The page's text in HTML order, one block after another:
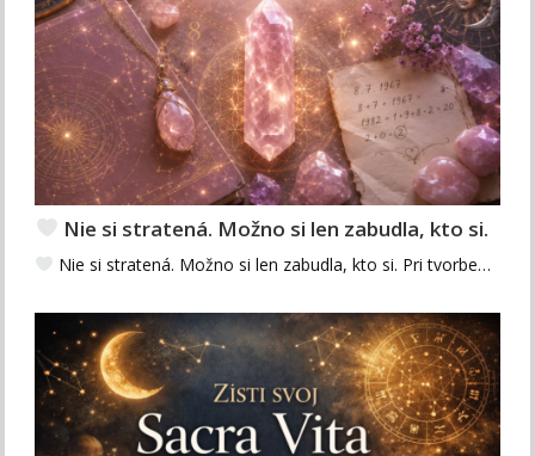
Nie si stratená. Možno si len zabudla, kto si.
Nie si stratená. Možno si len zabudla, kto si. Pri tvorbe…